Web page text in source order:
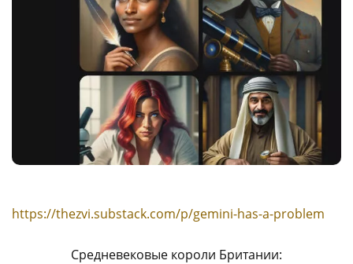
https://thezvi.substack.com/p/gemini-has-a-problem
Средневековые короли Британии: